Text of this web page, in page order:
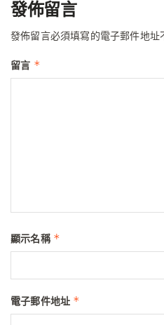
發佈留言
發佈留言必須填寫的電子郵件地址
留言 *
顯示名稱 *
電子郵件地址 *